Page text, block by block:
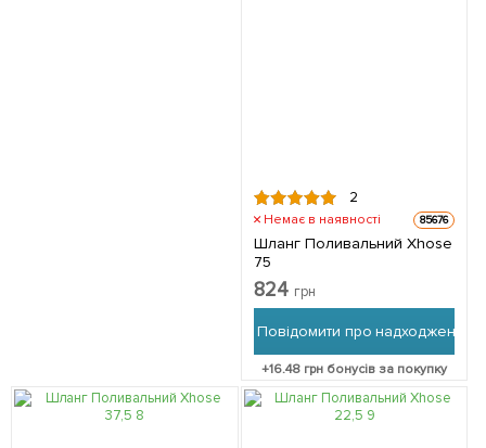
2
Немає в наявності 85676
Шланг Поливальний Xhose
75
824 грн
Повідомити про надходження
+16.48 грн бонусів за покупку